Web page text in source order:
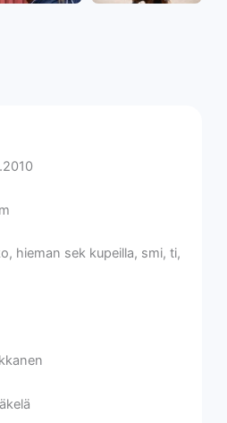
hieman sek kupeilla, smi, ti,